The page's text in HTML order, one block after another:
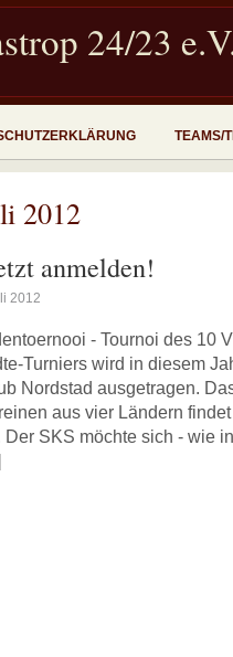
24/23
TEAMS/
2012
anmelden!
2012
- Tournoi des 10
Turniers wird in diesem
Nordstad ausgetragen.
aus vier Ländern
SKS möchte sich - wie